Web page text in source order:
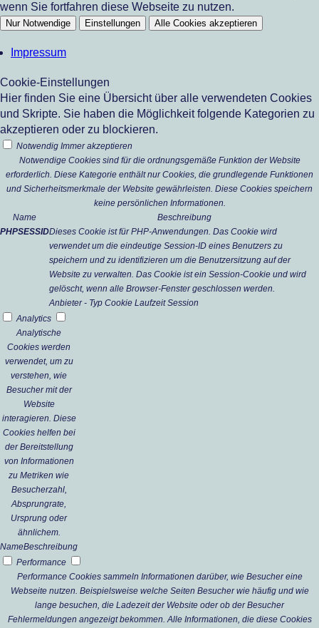
wenn Sie fortfahren diese Webseite zu nutzen.
Nur Notwendige Einstellungen Alle Cookies akzeptieren
Impressum
Cookie-Einstellungen
Hier finden Sie eine Übersicht über alle verwendeten Cookies
und Skripte. Sie haben die Möglichkeit folgende Kategorien zu
akzeptieren oder zu blockieren.
Notwendig Immer akzeptieren
Notwendige Cookies sind für die ordnungsgemäße Funktion der Website
erforderlich. Diese Kategorie enthält nur Cookies, die grundlegende Funktionen
und Sicherheitsmerkmale der Website gewährleisten. Diese Cookies speichern
keine persönlichen Informationen.
Name
Beschreibung
PHPSESSIDDieses Cookie ist für PHP-Anwendungen. Das Cookie wird
verwendet um die eindeutige Session-ID eines Benutzers zu
speichern und zu identifizieren um die Benutzersitzung auf der
Website zu verwalten. Das Cookie ist ein Session-Cookie und wird
gelöscht, wenn alle Browser-Fenster geschlossen werden.
Anbieter - Typ Cookie Laufzeit Session
Analytics
Analytische
Cookies werden
verwendet, um zu
verstehen, wie
Besucher mit der
Website
interagieren. Diese
Cookies helfen bei
der Bereitstellung
von Informationen
zu Metriken wie
Besucherzahl,
Absprungrate,
Ursprung oder
ähnlichem.
NameBeschreibung
Performance
Performance Cookies sammeln Informationen darüber, wie Besucher eine
Webseite nutzen. Beispielsweise welche Seiten Besucher wie häufig und wie
lange besuchen, die Ladezeit der Website oder ob der Besucher
Fehlermeldungen angezeigt bekommen. Alle Informationen, die diese Cookies